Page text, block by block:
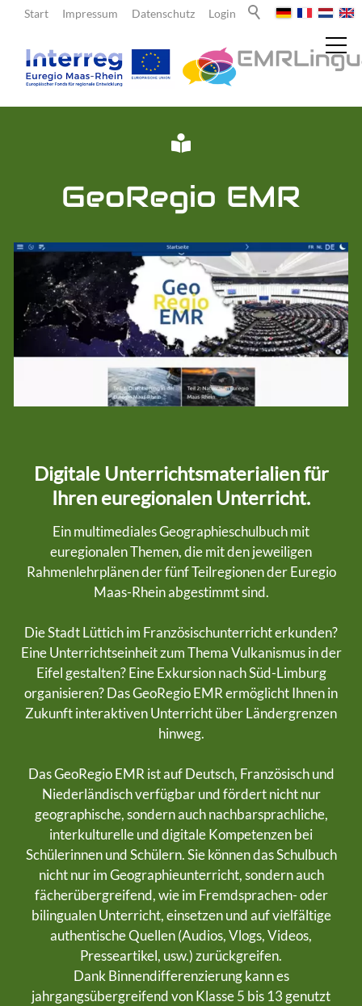
Login
Datenschutz
Impressum
Start
Über uns
Lehrende
Angebote für Lehrende
Fördermittel
Lernorte und Schulnetzwerk
Schulnetzwerke
Unterrichtsmaterial
Digitales Euregio-Portfolio
Team
GeoRegio EMR
Digitale Unterrichtsmaterialien für
Ihren euregionalen Unterricht.
Ein multimediales Geographieschulbuch mit
euregionalen Themen, die mit den jeweiligen
Rahmenlehrplänen der fünf Teilregionen der Euregio
Maas-Rhein abgestimmt sind.
Die Stadt Lüttich im Französischunterricht erkunden?
Eine Unterrichtseinheit zum Thema Vulkanismus in der
Eifel gestalten? Eine Exkursion nach Süd-Limburg
organisieren? Das GeoRegio EMR ermöglicht Ihnen in
Zukunft interaktiven Unterricht über Ländergrenzen
hinweg.
Das GeoRegio EMR ist auf Deutsch, Französisch und
Niederländisch verfügbar und fördert nicht nur
geographische, sondern auch nachbarsprachliche,
interkulturelle und digitale Kompetenzen bei
Schülerinnen und Schülern. Sie können das Schulbuch
nicht nur im Geographieunterricht, sondern auch
fächerübergreifend, wie im Fremdsprachen- oder
bilingualen Unterricht, einsetzen und auf vielfältige
authentische Quellen (Audios, Vlogs, Videos,
Presseartikel, usw.) zurückgreifen.
Dank Binnendifferenzierung kann es
jahrgangsübergreifend von Klasse 5 bis 13 genutzt